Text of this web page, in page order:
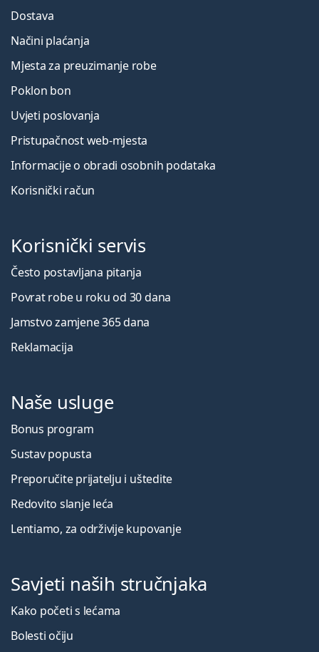
Dostava
Načini plaćanja
Mjesta za preuzimanje robe
Poklon bon
Uvjeti poslovanja
Pristupačnost web-mjesta
Informacije o obradi osobnih podataka
Korisnički račun
Korisnički servis
Često postavljana pitanja
Povrat robe u roku od 30 dana
Jamstvo zamjene 365 dana
Reklamacija
Naše usluge
Bonus program
Sustav popusta
Preporučite prijatelju i uštedite
Redovito slanje leća
Lentiamo, za održivije kupovanje
Savjeti naših stručnjaka
Kako početi s lećama
Bolesti očiju